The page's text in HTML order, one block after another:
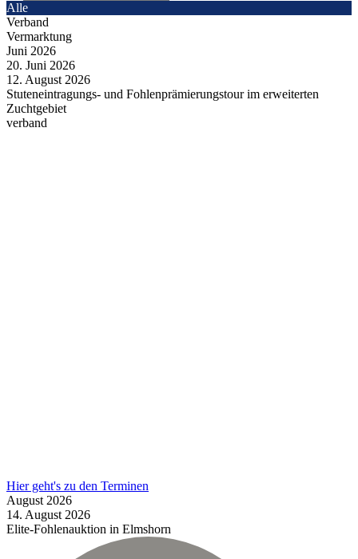
Alle
Verband
Vermarktung
Juni 2026
20. Juni 2026
12. August 2026
Stuteneintragungs- und Fohlenprämierungstour im erweiterten
Zuchtgebiet
verband
Hier geht's zu den Terminen
August 2026
14. August 2026
Elite-Fohlenauktion in Elmshorn